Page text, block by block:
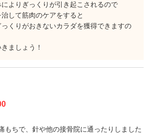
よりぎっくりが引き起こされるので
して筋肉のケアをすると
くりがおきないカラダを獲得できますの
ましょう！
もちで、針や他の接骨院に通ったりしました